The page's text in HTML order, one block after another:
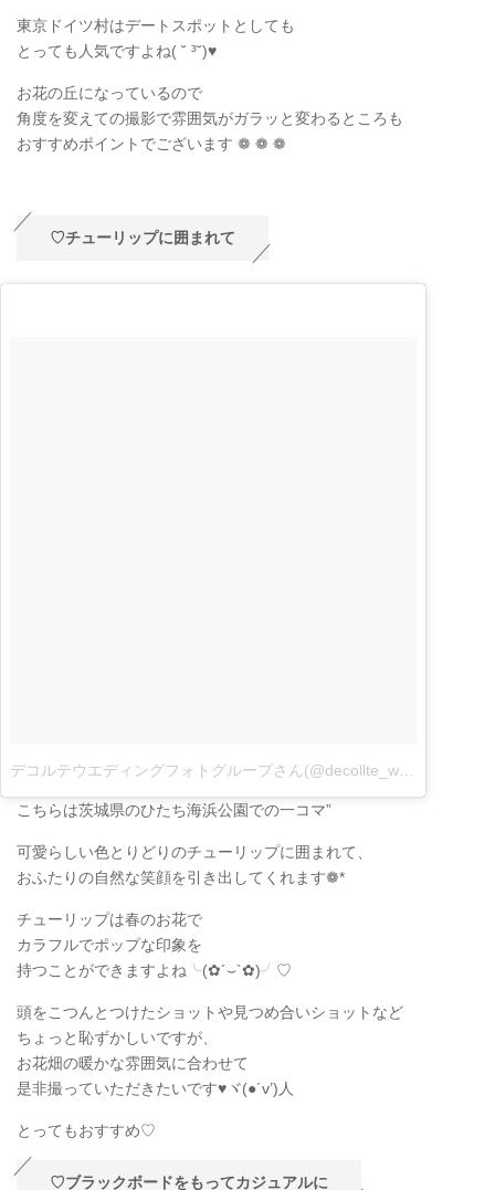
東京ドイツ村はデートスポットとしても
とっても人気ですよね( ˘ ³˘)♥
お花の丘になっているので
角度を変えての撮影で雰囲気がガラッと変わるところも
おすすめポイントでございます ❁ ❁ ❁
♡チューリップに囲まれて
こちらは茨城県のひたち海浜公園での一コマ”
可愛らしい色とりどりのチューリップに囲まれて、
おふたりの自然な笑顔を引き出してくれます❁*
チューリップは春のお花で
カラフルでポップな印象を
持つことができますよね╰(✿´⌣`✿)╯♡
頭をこつんとつけたショットや見つめ合いショットなど
ちょっと恥ずかしいですが、
お花畑の暖かな雰囲気に合わせて
是非撮っていただきたいです♥ヾ(●´v’)人
とってもおすすめ♡
♡ブラックボードをもってカジュアルに